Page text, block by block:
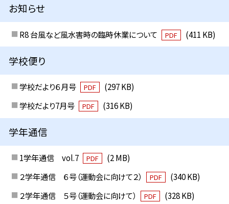
お知らせ
R8 台風など風水害時の臨時休業について PDF (411 KB)
学校便り
学校だより６月号 PDF
(297 KB)
学校だより7月号
PDF (316 KB)
学年通信
1学年通信 vol.7 PDF
(2 MB)
２学年通信 ６号（運動会に向けて２）
PDF
(340 KB)
２学年通信 ５号（運動会に向けて）
PDF
(328 KB)